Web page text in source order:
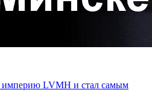
империю LVMH и стал самым